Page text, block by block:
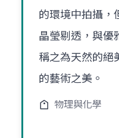
的環境中拍攝，
晶瑩剔透，與優
稱之為天然的絕
的藝術之美。
物理與化學